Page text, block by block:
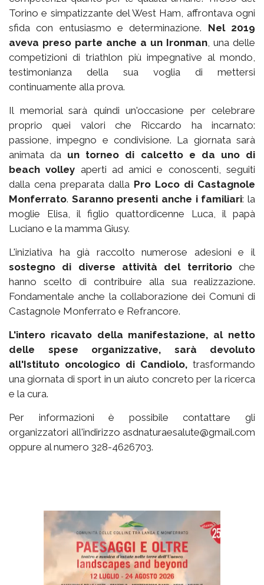
Torino e simpatizzante del West Ham, affrontava ogni
sfida con entusiasmo e determinazione. Nel 2019
aveva preso parte anche a un Ironman, una delle
competizioni di triathlon più impegnative al mondo,
testimonianza della sua voglia di mettersi
continuamente alla prova.
Il memorial sarà quindi un'occasione per celebrare
proprio quei valori che Riccardo ha incarnato:
passione, impegno e condivisione. La giornata sarà
animata da un torneo di calcetto e da uno di
beach volley aperti ad amici e conoscenti, seguiti
dalla cena preparata dalla Pro Loco di Castagnole
Monferrato. Saranno presenti anche i familiari: la
moglie Elisa, il figlio quattordicenne Luca, il papà
Luciano e la mamma Giusy.
L'iniziativa ha già raccolto numerose adesioni e il
sostegno di diverse attività del territorioche
hanno scelto di contribuire alla sua realizzazione.
Fondamentale anche la collaborazione dei Comuni di
Castagnole Monferrato e Refrancore.
L'intero ricavato della manifestazione, al netto
delle spese organizzative, sarà devoluto
all'Istituto oncologico di Candiolo, trasformando
una giornata di sport in un aiuto concreto per la ricerca
e la cura.
Per informazioni è possibile contattare gli
organizzatori all'indirizzo asdnaturaesalute@gmail.com
oppure al numero 328-4626703.